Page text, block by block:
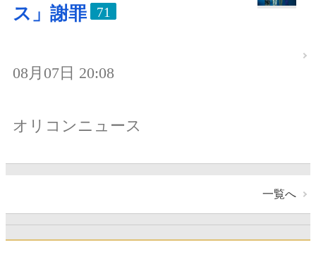
ス」謝罪
71
08月07日 20:08
オリコンニュース
一覧へ